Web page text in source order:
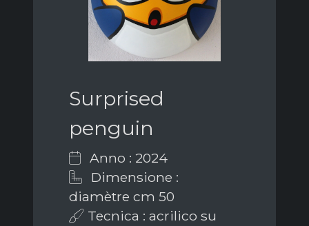
Surprised
penguin
Anno : 2024
Dimensione :
diamètre cm 50
Tecnica : acrilico su